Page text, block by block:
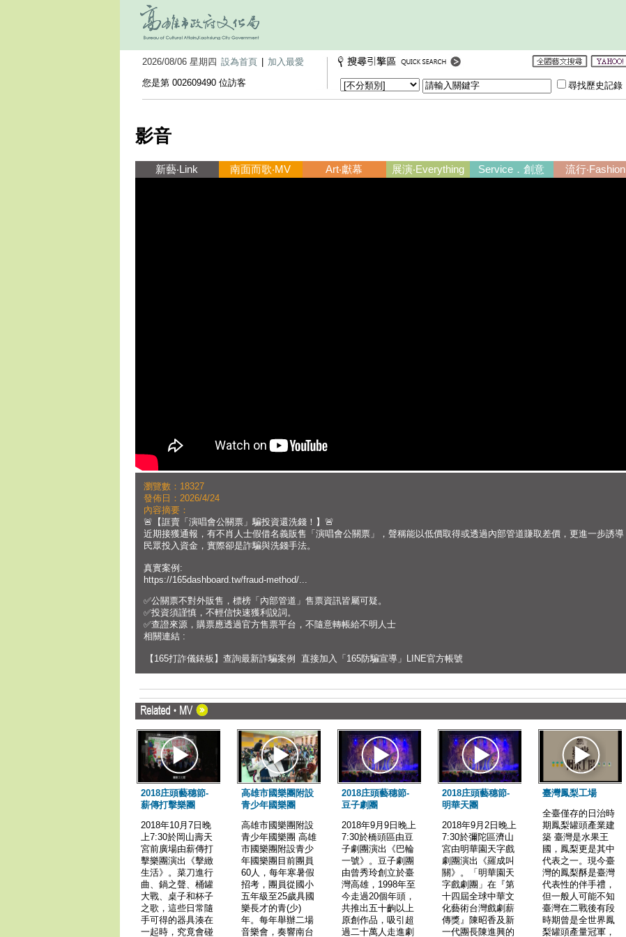
2026/08/06 星期四 設為首頁
加入最愛
您是第 002609490 位訪客
尋找歷史記錄
影音
新藝‧Link 南面而歌‧MV Art‧獻幕 展演‧Everything Service．創意 流行‧Fashion
瀏覽數：18327
發佈日：2026/4/24
內容摘要：
🚨【誆賣「演唱會公關票」騙投資還洗錢！】🚨
近期接獲通報，有不肖人士假借名義販售「演唱會公關票」，聲稱能以低價取得或透過內部管道賺取差價，更進一步誘導
民眾投入資金，實際卻是詐騙與洗錢手法。
真實案例:
https://165dashboard.tw/fraud-method/...
✅公關票不對外販售，標榜「內部管道」售票資訊皆屬可疑。
✅投資須謹慎，不輕信快速獲利說詞。
✅查證來源，購票應透過官方售票平台，不隨意轉帳給不明人士
相關連結 :
【165打詐儀錶板】查詢最新詐騙案例 直接加入「165防騙宣導」LINE官方帳號
2018庄頭藝穗節-
薪傳打擊樂團
2018年10月7日晚
上7:30於岡山壽天
宮前廣場由薪傳打
擊樂團演出《擊緻
生活》。菜刀進行
曲、鍋之聲、桶罐
大戰、桌子和杯子
之歌，這些日常隨
手可得的器具湊在
一起時，究竟會碰
高雄市國樂團附設
青少年國樂團
高雄市國樂團附設
青少年國樂團 高雄
市國樂團附設青少
年國樂團目前團員
60人，每年寒暑假
招考，團員從國小
五年級至25歲具國
樂長才的青(少)
年。每年舉辦二場
音樂會，奏響南台
2018庄頭藝穗節-
豆子劇團
2018年9月9日晚上
7:30於橋頭區由豆
子劇團演出《巴輪
一號》。豆子劇團
由曾秀玲創立於臺
灣高雄，1998年至
今走過20個年頭，
共推出五十齣以上
原創作品，吸引超
過二十萬人走進劇
2018庄頭藝穗節-
明華天團
2018年9月2日晚上
7:30於彌陀區濟山
宮由明華園天字戲
劇團演出《羅成叫
關》。「明華園天
字戲劇團」在『第
十四屆全球中華文
化藝術台灣戲劇薪
傳獎』陳昭香及新
一代團長陳進興的
臺灣鳳梨工場
全臺僅存的日治時
期鳳梨罐頭產業建
築 臺灣是水果王
國，鳳梨更是其中
代表之一。現今臺
灣的鳳梨酥是臺灣
代表性的伴手禮，
但一般人可能不知
臺灣在二戰後有段
時期曾是全世界鳳
梨罐頭產量冠軍，